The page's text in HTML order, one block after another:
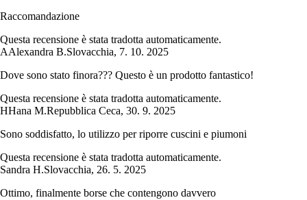
Raccomandazione
Questa recensione è stata tradotta automaticamente.
AAlexandra B.Slovacchia, 7. 10. 2025
Dove sono stato finora??? Questo è un prodotto fantastico!
Questa recensione è stata tradotta automaticamente.
HHana M.Repubblica Ceca, 30. 9. 2025
Sono soddisfatto, lo utilizzo per riporre cuscini e piumoni
Questa recensione è stata tradotta automaticamente.
Sandra H.Slovacchia, 26. 5. 2025
Ottimo, finalmente borse che contengono davvero